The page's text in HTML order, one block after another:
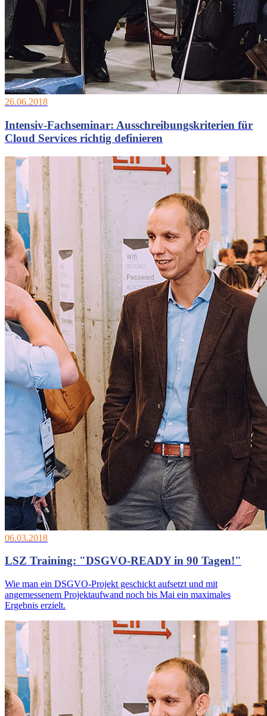
26.06.2018
Intensiv-Fachseminar: Ausschreibungskriterien für
Cloud Services richtig definieren
06.03.2018
LSZ Training: "DSGVO-READY in 90 Tagen!"
Wie man ein DSGVO-Projekt geschickt aufsetzt und mit
angemessenem Projektaufwand noch bis Mai ein maximales
Ergebnis erzielt.